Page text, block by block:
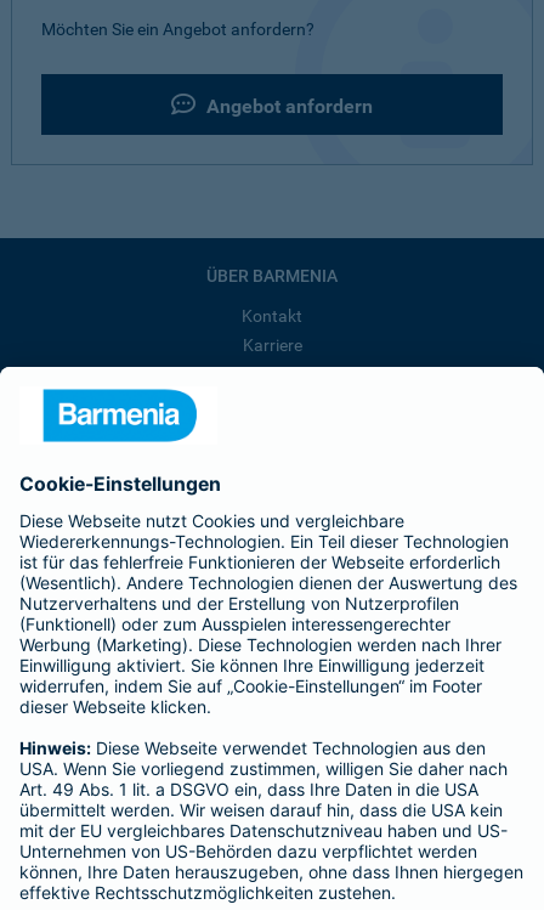
Möchten Sie ein Angebot anfordern?
Angebot anfordern
ÜBER BARMENIA
Kontakt
Karriere
Presse
Barmenia ist Teil der BarmeniaGothaer
BELIEBTE SEITEN
Kranken-Zusatzversicherung
Tierversicherungen
Haftpflichtversicherung
Hausratversicherung
Adresse ändern
Schaden melden
Kilometerstandsmeldung
Serviceübersicht